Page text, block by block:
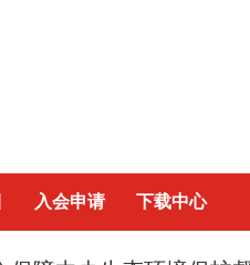
入会申请 下载中心